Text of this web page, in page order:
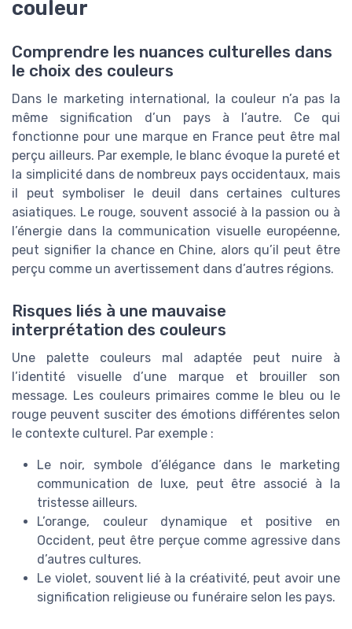
couleur
Comprendre les nuances culturelles dans
le choix des couleurs
Dans le marketing international, la couleur n’a pas la
même signification d’un pays à l’autre. Ce qui
fonctionne pour une marque en France peut être mal
perçu ailleurs. Par exemple, le blanc évoque la pureté et
la simplicité dans de nombreux pays occidentaux, mais
il peut symboliser le deuil dans certaines cultures
asiatiques. Le rouge, souvent associé à la passion ou à
l’énergie dans la communication visuelle européenne,
peut signifier la chance en Chine, alors qu’il peut être
perçu comme un avertissement dans d’autres régions.
Risques liés à une mauvaise
interprétation des couleurs
Une palette couleurs mal adaptée peut nuire à
l’identité visuelle d’une marque et brouiller son
message. Les couleurs primaires comme le bleu ou le
rouge peuvent susciter des émotions différentes selon
le contexte culturel. Par exemple :
Le noir, symbole d’élégance dans le marketing
communication de luxe, peut être associé à la
tristesse ailleurs.
L’orange, couleur dynamique et positive en
Occident, peut être perçue comme agressive dans
d’autres cultures.
Le violet, souvent lié à la créativité, peut avoir une
signification religieuse ou funéraire selon les pays.